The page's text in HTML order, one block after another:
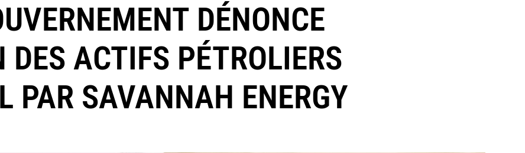
DÉNONCE
DES ACTIFS PÉTROLIERS
PAR SAVANNAH ENERGY